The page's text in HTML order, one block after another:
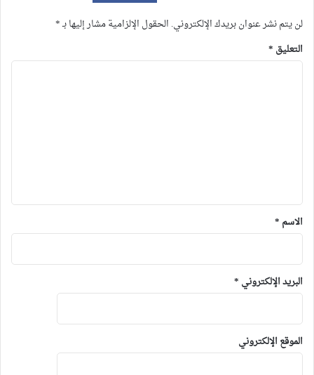
لن يتم نشر عنوان بريدك الإلكتروني. الحقول الإلزامية مشار إليها بـ*
التعليق *
الاسم *
البريد الإلكتروني *
الموقع الإلكتروني